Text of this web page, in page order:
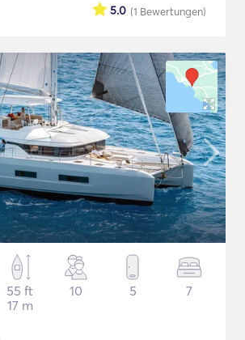
(1 Bewertungen)
5.0
55 ft
17 m
10 5 7